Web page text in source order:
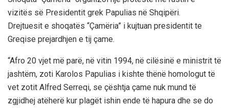
vizitës së Presidentit grek Papulias në Shqipëri.
Drejtuesit e shoqatës “Çamëria” i kujtuan presidentit te
Greqise prejardhjen e tij çame.
“Afro 20 vjet më parë, në vitin 1994, në cilësinë e ministrit të
jashtëm, zoti Karolos Papulias i kishte thënë homologut të
vet zotit Alfred Serreqi, se çështja çame nuk mund të
zgjidhej atëherë kur plagët ishin ende të hapura dhe se do